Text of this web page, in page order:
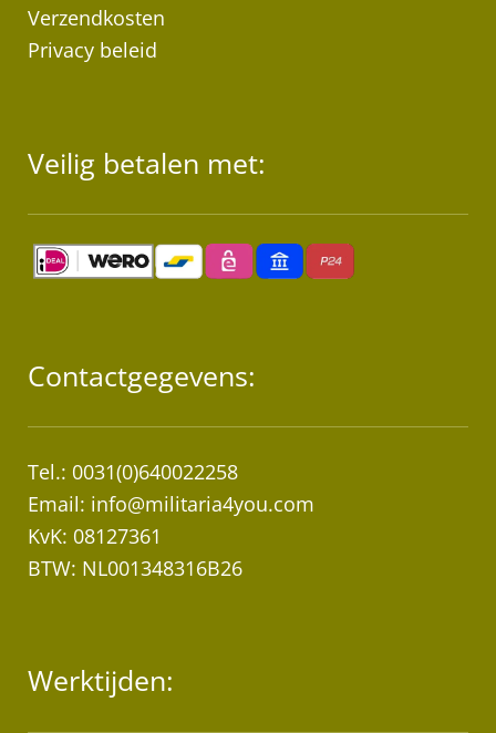
Verzendkosten
Privacy beleid
Veilig betalen met:
Contactgegevens:
Tel.: 0031(0)640022258
Email: info@militaria4you.com
KvK: 08127361
BTW: NL001348316B26
Werktijden: